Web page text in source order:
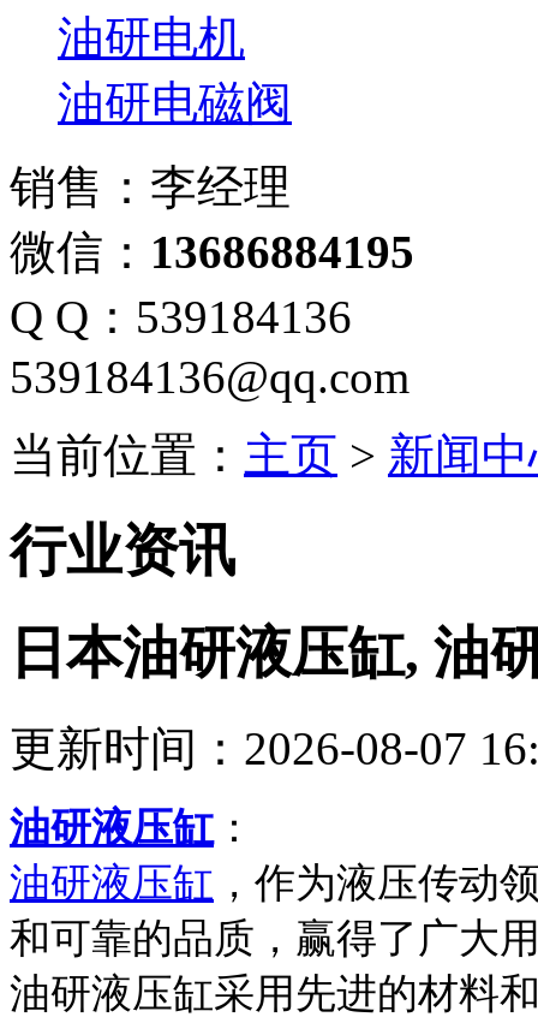
油研电机
油研电磁阀
销售：李经理
微信： 13686884195
Q Q：539184136
539184136@qq.com
当前位置： 主页 > 新闻
行业资讯
日本油研液压缸, 油
更新时间：2026-08-07
油研液压缸 ：
油研液压缸 ，作为液压传动
和可靠的品质，赢得了广大
油研液压缸采用先进的材料